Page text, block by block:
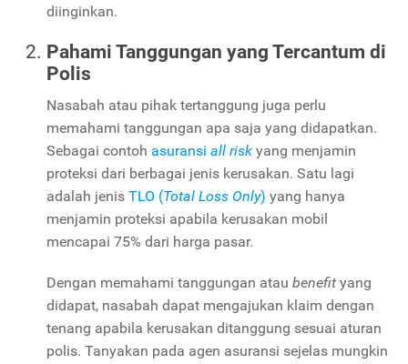
diinginkan.
Pahami Tanggungan yang Tercantum di
Polis
Nasabah atau pihak tertanggung juga perlu
memahami tanggungan apa saja yang didapatkan.
Sebagai contoh asuransi all risk yang menjamin
proteksi dari berbagai jenis kerusakan. Satu lagi
adalah jenis TLO (Total Loss Only) yang hanya
menjamin proteksi apabila kerusakan mobil
mencapai 75% dari harga pasar.
Dengan memahami tanggungan atau benefit yang
didapat, nasabah dapat mengajukan klaim dengan
tenang apabila kerusakan ditanggung sesuai aturan
polis. Tanyakan pada agen asuransi sejelas mungkin